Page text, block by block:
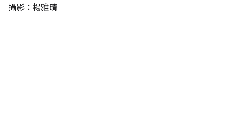
攝影：楊雅晴